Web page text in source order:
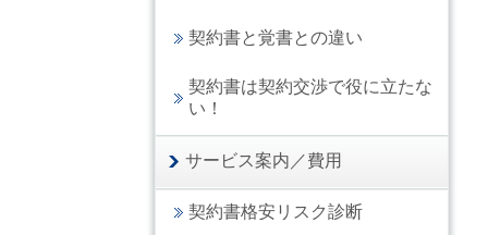
契約書と覚書との違い
契約書は契約交渉で役に立たな
い！
サービス案内／費用
契約書格安リスク診断